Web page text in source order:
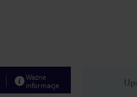
Ważne
informacje
1/14